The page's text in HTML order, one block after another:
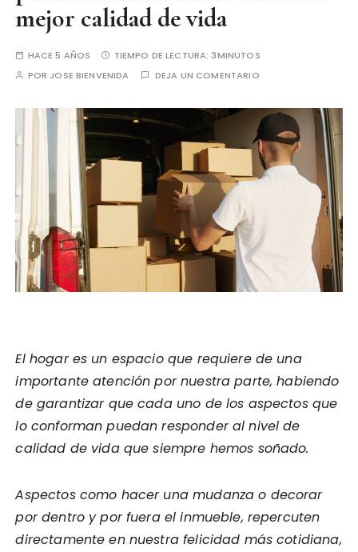
mejor calidad de vida
HACE 5 AÑOS TIEMPO DE LECTURA: 3MINUTOS
POR JOSE BIENVENIDA DEJA UN COMENTARIO
El hogar es un espacio que requiere de una
importante atención por nuestra parte, habiendo
de garantizar que cada uno de los aspectos que
lo conforman puedan responder al nivel de
calidad de vida que siempre hemos soñado.
Aspectos como hacer una mudanza o decorar
por dentro y por fuera el inmueble, repercuten
directamente en nuestra felicidad más cotidiana,